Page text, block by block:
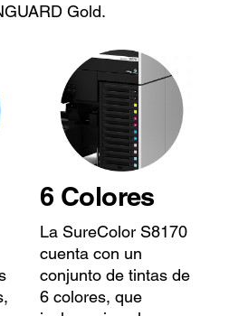
Gold.
6 Colores
La SureColor S8170
cuenta con un
conjunto de tintas de
6 colores, que